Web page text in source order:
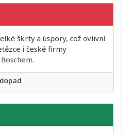
škrty a úspory, což ovlivní
i české firmy